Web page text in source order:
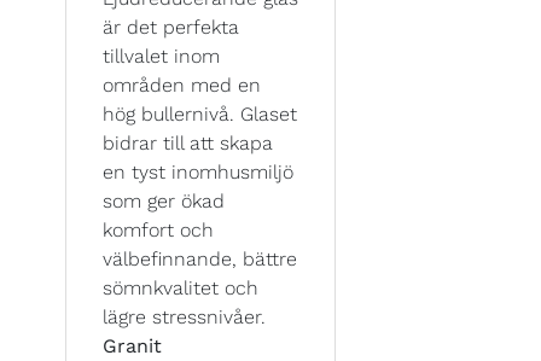
är det perfekta
tillvalet inom
områden med en
hög bullernivå. Glaset
bidrar till att skapa
en tyst inomhusmiljö
som ger ökad
komfort och
välbefinnande, bättre
sömnkvalitet och
lägre stressnivåer.
Granit